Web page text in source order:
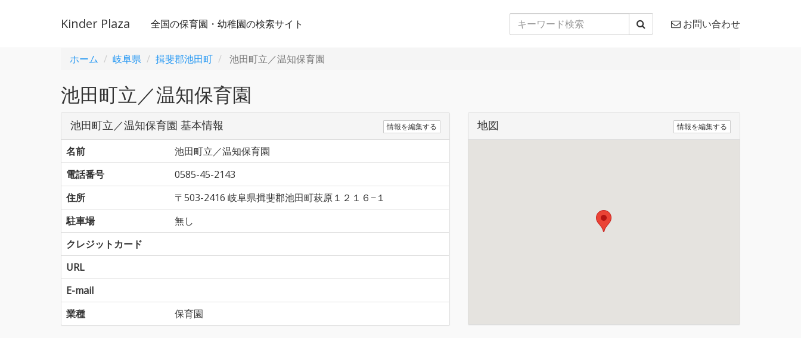
Kinder Plaza 全国の保育園・幼稚園の検索サイト お問い合わせ
ホーム 岐阜県 揖斐郡池田町 池田町立／温知保育園
池田町立／温知保育園
池田町立／温知保育園 基本情報 情報を編集する
名前
池田町立／温知保育園
電話番号
0585-45-2143
住所
〒503-2416 岐阜県揖斐郡池田町萩原１２１６−１
駐車場
無し
クレジットカード
URL
E-mail
業種
保育園
地図 情報を編集する